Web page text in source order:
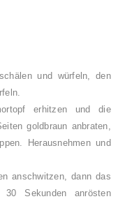
und würfeln, den
erhitzen und die
goldbraun anbraten,
Herausnehmen und
anschwitzen, dann das
30 Sekunden anrösten